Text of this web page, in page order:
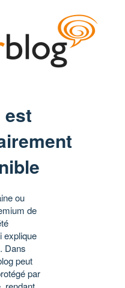
est
ou
de
explique
Dans
peut
par